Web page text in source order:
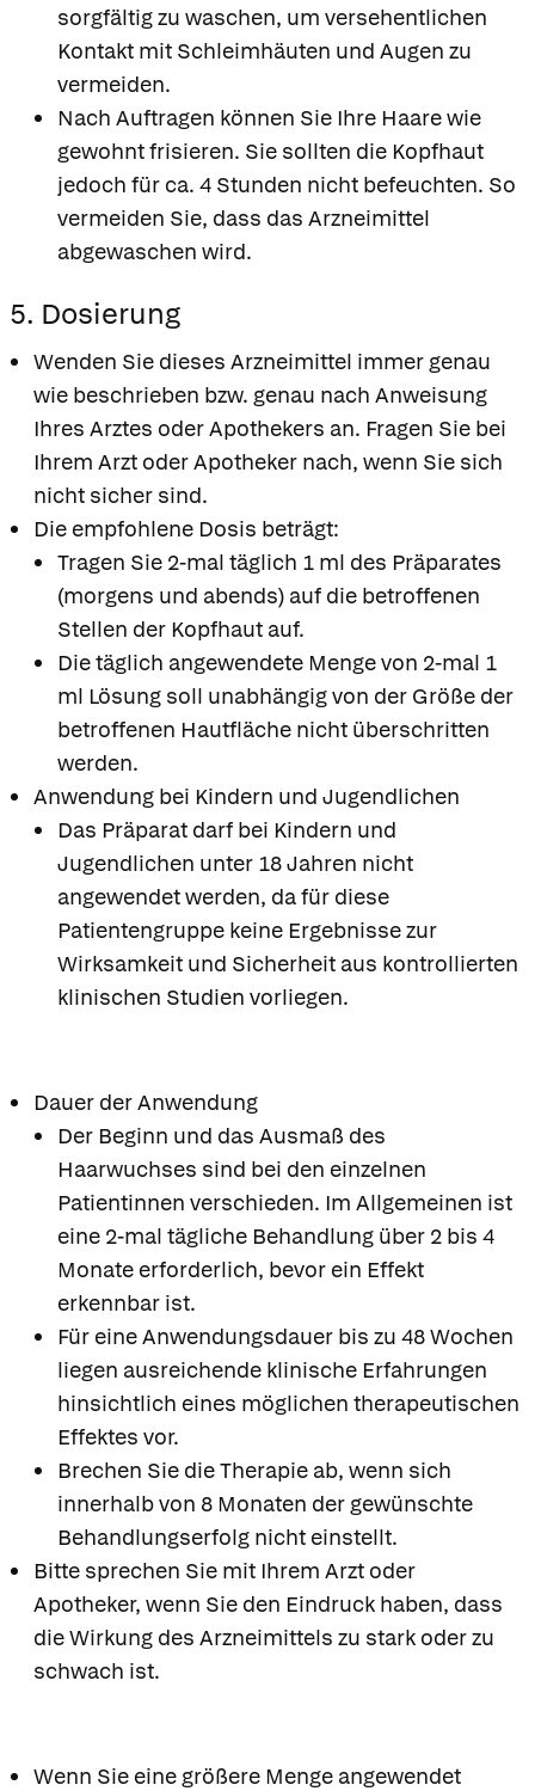
sorgfältig zu waschen, um versehentlichen
Kontakt mit Schleimhäuten und Augen zu
vermeiden.
Nach Auftragen können Sie Ihre Haare wie
gewohnt frisieren. Sie sollten die Kopfhaut
jedoch für ca. 4 Stunden nicht befeuchten. So
vermeiden Sie, dass das Arzneimittel
abgewaschen wird.
5. Dosierung
Wenden Sie dieses Arzneimittel immer genau
wie beschrieben bzw. genau nach Anweisung
Ihres Arztes oder Apothekers an. Fragen Sie bei
Ihrem Arzt oder Apotheker nach, wenn Sie sich
nicht sicher sind.
Die empfohlene Dosis beträgt:
Tragen Sie 2-mal täglich 1 ml des Präparates
(morgens und abends) auf die betroffenen
Stellen der Kopfhaut auf.
Die täglich angewendete Menge von 2-mal 1
ml Lösung soll unabhängig von der Größe der
betroffenen Hautfläche nicht überschritten
werden.
Anwendung bei Kindern und Jugendlichen
Das Präparat darf bei Kindern und
Jugendlichen unter 18 Jahren nicht
angewendet werden, da für diese
Patientengruppe keine Ergebnisse zur
Wirksamkeit und Sicherheit aus kontrollierten
klinischen Studien vorliegen.
Dauer der Anwendung
Der Beginn und das Ausmaß des
Haarwuchses sind bei den einzelnen
Patientinnen verschieden. Im Allgemeinen ist
eine 2-mal tägliche Behandlung über 2 bis 4
Monate erforderlich, bevor ein Effekt
erkennbar ist.
Für eine Anwendungsdauer bis zu 48 Wochen
liegen ausreichende klinische Erfahrungen
hinsichtlich eines möglichen therapeutischen
Effektes vor.
Brechen Sie die Therapie ab, wenn sich
innerhalb von 8 Monaten der gewünschte
Behandlungserfolg nicht einstellt.
Bitte sprechen Sie mit Ihrem Arzt oder
Apotheker, wenn Sie den Eindruck haben, dass
die Wirkung des Arzneimittels zu stark oder zu
schwach ist.
Wenn Sie eine größere Menge angewendet